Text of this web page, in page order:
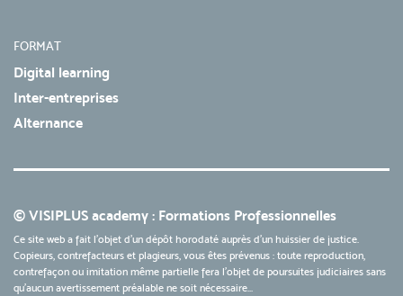
FORMAT
Digital learning
Inter-entreprises
Alternance
© VISIPLUS academy : Formations Professionnelles
Ce site web a fait l'objet d'un dépôt horodaté auprès d'un huissier de justice.
Copieurs, contrefacteurs et plagieurs, vous êtes prévenus : toute reproduction,
contrefaçon ou imitation même partielle fera l'objet de poursuites judiciaires sans
qu’aucun avertissement préalable ne soit nécessaire...